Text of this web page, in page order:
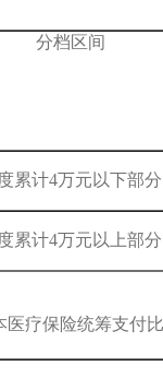
分档区间
累计4万元以下部分
累计4万元以上部分
医疗保险统筹支付